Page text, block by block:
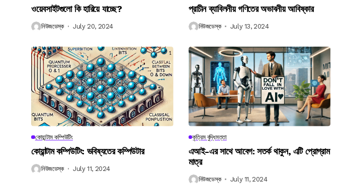
ওয়েবসাইটগুলো কি হারিয়ে যাচ্ছে?
নিউজডেস্ক July 20, 2024
প্রাচীন ব্যাবিলনীয় গণিতের অভাবনীয় আবিষ্কার
নিউজডেস্ক July 13, 2024
কোয়ান্টাম কম্পিউটিং
কোয়ান্টাম কম্পিউটিং: ভবিষ্যতের কম্পিউটার
নিউজডেস্ক July 11, 2024
কৃত্রিম বুদ্ধিমত্তা
এআই-এর সাথে আবেগ: সতর্ক থাকুন, এটি প্রোগ্রাম
মাত্র
নিউজডেস্ক July 11, 2024